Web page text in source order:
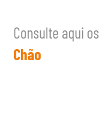
Consulte aqui os
Chão